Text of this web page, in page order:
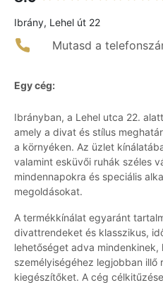
Ibrány, Lehel út 22
Mutasd a
Egy cég:
Ibrányban, a Lehel utca 22.
amely a divat és stílus
a környéken. Az üzlet
valamint esküvői ruhák széles
mindennapokra és speciális
megoldásokat.
A termékkínálat egyaránt
divattrendeket és klasszikus,
lehetőséget adva mindenkinek,
személyiségéhez legjobban illő
kiegészítőket. A cég